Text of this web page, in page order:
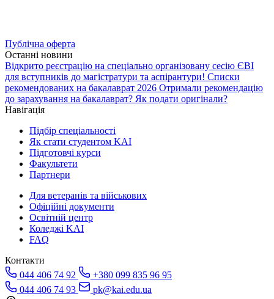
Публічна оферта
Останні новини
Відкрито реєстрацію на спеціально організовану сесію ЄВІ
для вступників до магістратури та аспірантури! Списки
рекомендованих на бакалаврат 2026 Отримали рекомендацію
до зарахування на бакалаврат? Як подати оригінали?
Навігація
Підбір спеціальності
Як стати студентом KAI
Підготовчі курси
Факультети
Партнери
Для ветеранів та військових
Офіційні документи
Освітній центр
Коледжі KAI
FAQ
Контакти
044 406 74 92
+380 099 835 96 95
044 406 74 93
pk@kai.edu.ua